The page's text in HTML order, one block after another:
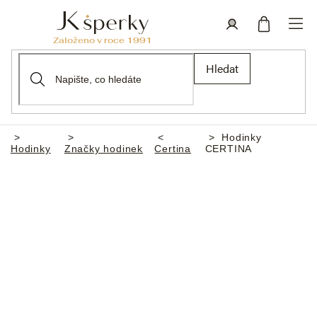
Hledat
Domů
Hodinky Značky hodinek Certina
Hodinky
CERTINA